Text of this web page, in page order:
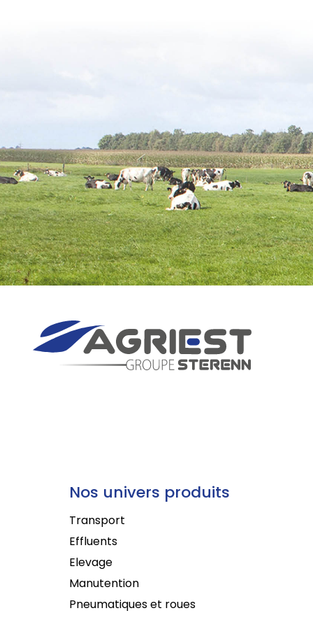
Nos univers produits
Transport
Effluents
Elevage
Manutention
Pneumatiques et roues